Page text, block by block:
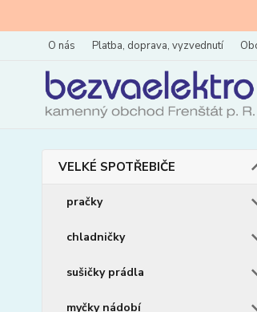
O nás Platba, doprava, vyzvednutí
VELKÉ SPOTŘEBIČE
pračky
chladničky
sušičky prádla
myčky nádobí